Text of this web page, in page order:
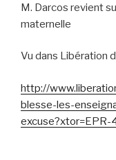
M. Darcos revient
maternelle
Vu dans Libération
http://
blesse-les-